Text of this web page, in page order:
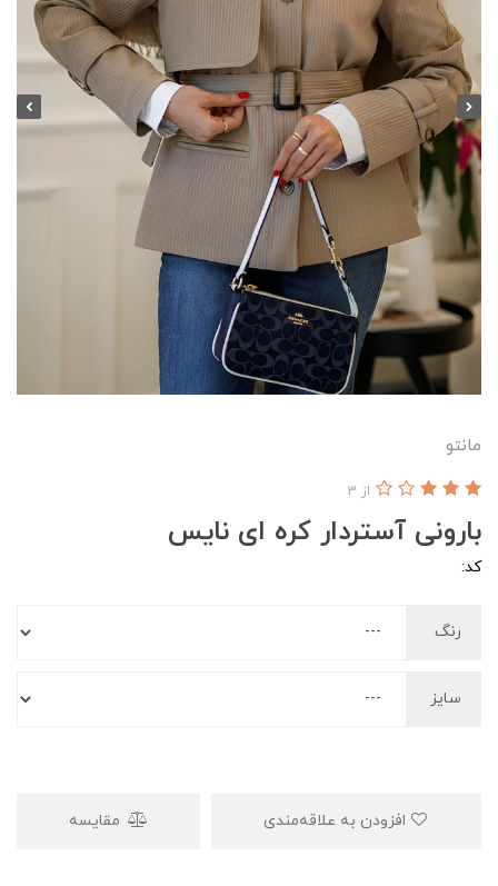
مانتو
بارونی آستردار کره ای نایس
از 3
کد:
رنگ
سایز
مقایسه